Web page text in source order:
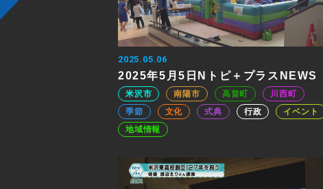
2025.05.06
2025年5月5日Nトピ＋プラスNEWS
米沢市 南陽市 高畠町
川西町
季節
文化 式典 行政
イベント
地域情報